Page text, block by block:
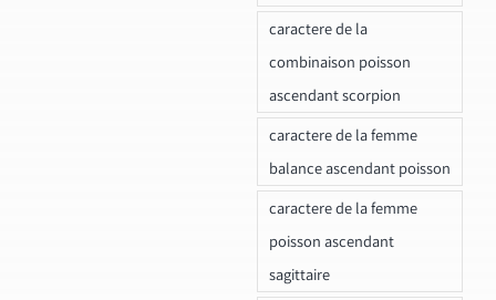
caractere de la
combinaison poisson
ascendant scorpion
caractere de la femme
balance ascendant poisson
caractere de la femme
poisson ascendant
sagittaire